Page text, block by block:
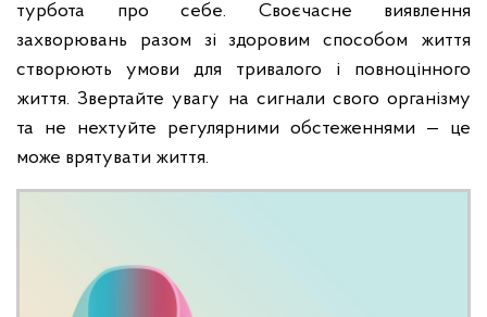
турбота про себе. Своєчасне виявлення
захворювань разом зі здоровим способом життя
створюють умови для тривалого і повноцінного
життя. Звертайте увагу на сигнали свого організму
та не нехтуйте регулярними обстеженнями — це
може врятувати життя.